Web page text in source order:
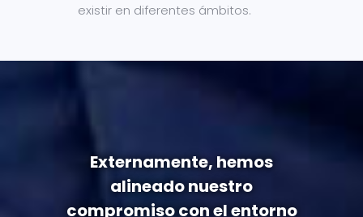
existir en diferentes ámbitos.
Externamente, hemos
alineado nuestro
compromiso con el entorno